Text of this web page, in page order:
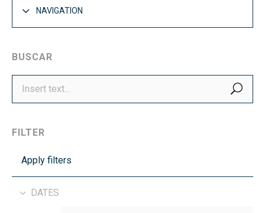
NAVIGATION
BUSCAR
FILTER
Apply filters
DATES